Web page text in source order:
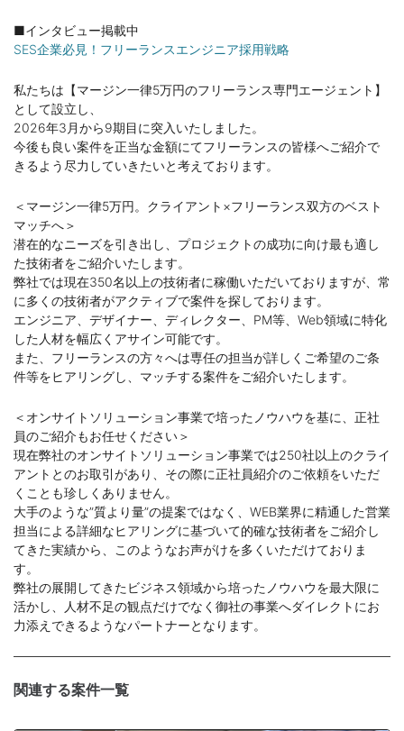
■インタビュー掲載中
SES企業必見！フリーランスエンジニア採用戦略
私たちは【マージン一律5万円のフリーランス専門エージェント】
として設立し、
2026年3月から9期目に突入いたしました。
今後も良い案件を正当な金額にてフリーランスの皆様へご紹介で
きるよう尽力していきたいと考えております。
＜マージン一律5万円。クライアント×フリーランス双方のベスト
マッチへ＞
潜在的なニーズを引き出し、プロジェクトの成功に向け最も適し
た技術者をご紹介いたします。
弊社では現在350名以上の技術者に稼働いただいておりますが、常
に多くの技術者がアクティブで案件を探しております。
エンジニア、デザイナー、ディレクター、PM等、Web領域に特化
した人材を幅広くアサイン可能です。
また、フリーランスの方々へは専任の担当が詳しくご希望のご条
件等をヒアリングし、マッチする案件をご紹介いたします。
＜オンサイトソリューション事業で培ったノウハウを基に、正社
員のご紹介もお任せください＞
現在弊社のオンサイトソリューション事業では250社以上のクライ
アントとのお取引があり、その際に正社員紹介のご依頼をいただ
くことも珍しくありません。
大手のような”質より量”の提案ではなく、WEB業界に精通した営業
担当による詳細なヒアリングに基づいて的確な技術者をご紹介し
てきた実績から、このようなお声がけを多くいただけておりま
す。
弊社の展開してきたビジネス領域から培ったノウハウを最大限に
活かし、人材不足の観点だけでなく御社の事業へダイレクトにお
力添えできるようなパートナーとなります。
関連する案件一覧